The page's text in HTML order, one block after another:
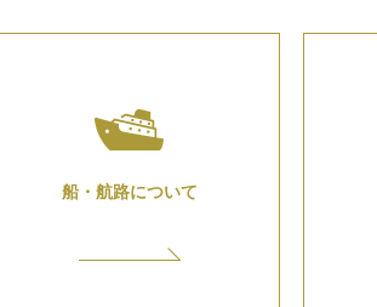
船・航路について